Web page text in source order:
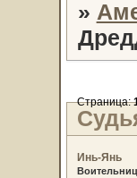
»
Страница:
Инь-Янь